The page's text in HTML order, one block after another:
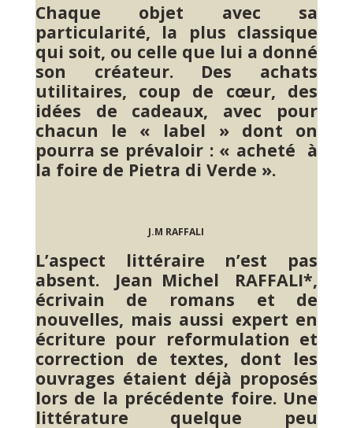
Chaque objet avec sa
particularité, la plus classique
qui soit, ou celle que lui a donné
son créateur. Des achats
utilitaires, coup de cœur, des
idées de cadeaux, avec pour
chacun le « label » dont on
pourra se prévaloir : « acheté à
la foire de Pietra di Verde ».
J.M RAFFALI
L’aspect littéraire n’est pas
absent. Jean Michel RAFFALI*,
écrivain de romans et de
nouvelles, mais aussi expert en
écriture pour reformulation et
correction de textes, dont les
ouvrages étaient déjà proposés
lors de la précédente foire. Une
littérature quelque peu